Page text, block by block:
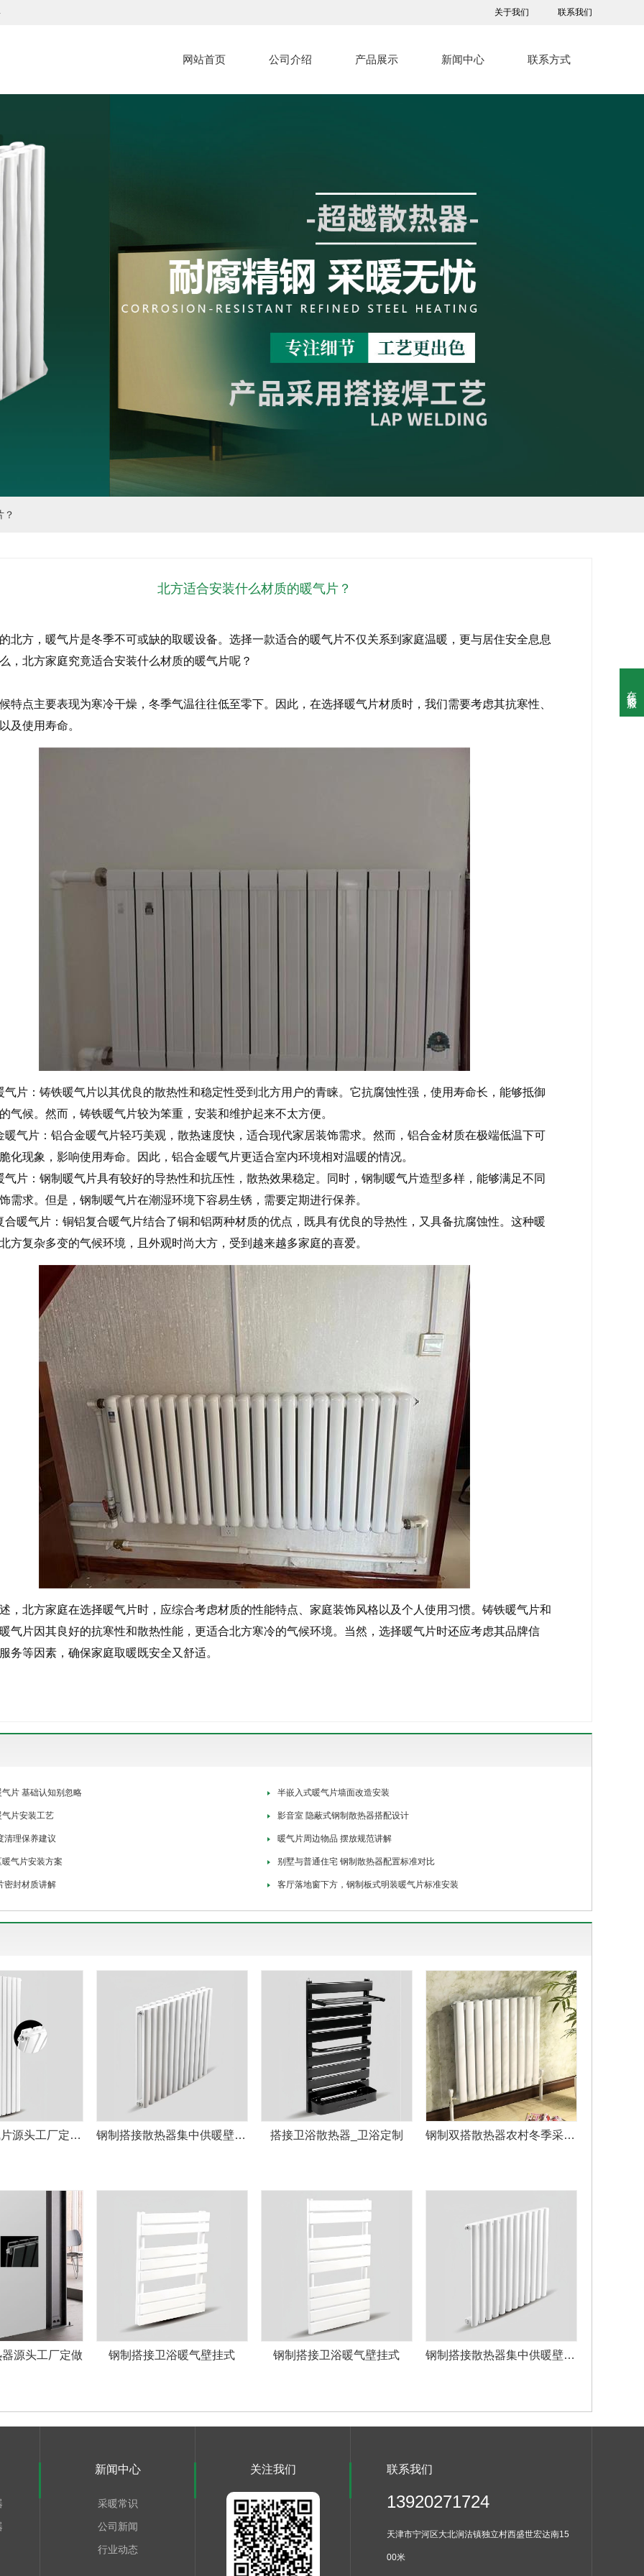
关于我们 联系我们
网站首页 公司介绍 产品展示 新闻中心 联系方式
？
北方适合安装什么材质的暖气片？
方，暖气片是冬季不可或缺的取暖设备。选择一款适合的暖气片不仅关系到家庭温暖，更与居住安全息息
，北方家庭究竟适合安装什么材质的暖气片呢？
点主要表现为寒冷干燥，冬季气温往往低至零下。因此，在选择暖气片材质时，我们需要考虑其抗寒性、
及使用寿命。
气片：铸铁暖气片以其优良的散热性和稳定性受到北方用户的青睐。它抗腐蚀性强，使用寿命长，能够抵御
气候。然而，铸铁暖气片较为笨重，安装和维护起来不太方便。
暖气片：铝合金暖气片轻巧美观，散热速度快，适合现代家居装饰需求。然而，铝合金材质在极端低温下可
化现象，影响使用寿命。因此，铝合金暖气片更适合室内环境相对温暖的情况。
气片：钢制暖气片具有较好的导热性和抗压性，散热效果稳定。同时，钢制暖气片造型多样，能够满足不同
需求。但是，钢制暖气片在潮湿环境下容易生锈，需要定期进行保养。
合暖气片：铜铝复合暖气片结合了铜和铝两种材质的优点，既具有优良的导热性，又具备抗腐蚀性。这种暖
方复杂多变的气候环境，且外观时尚大方，受到越来越多家庭的喜爱。
北方家庭在选择暖气片时，应综合考虑材质的性能特点、家庭装饰风格以及个人使用习惯。铸铁暖气片和
气片因其良好的抗寒性和散热性能，更适合北方寒冷的气候环境。当然，选择暖气片时还应考虑其品牌信
务等因素，确保家庭取暖既安全又舒适。
片 基础认知别忽略 半嵌入式暖气片墙面改造安装
片安装工艺 影音室 隐蔽式钢制散热器搭配设计
清理保养建议 暖气片周边物品 摆放规范讲解
气片安装方案 别墅与普通住宅 钢制散热器配置标准对比
密封材质讲解 客厅落地窗下方，钢制板式明装暖气片标准安装
钢制双搭暖气片源头工厂定做 供暖好 钢制搭接散热器集中供暖壁挂式暖气 搭接卫浴散热器_卫浴定制 钢制双搭散热器农村冬季采暖专用
源头工厂定做 钢制搭接卫浴暖气壁挂式 钢制搭接卫浴暖气壁挂式 钢制搭接散热器集中供暖壁挂式
新闻中心
采暖常识
公司新闻
行业动态
关注我们 联系我们
13920271724
天津市宁河区大北涧沽镇独立村西盛世宏达南15
00米
